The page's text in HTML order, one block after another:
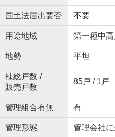
国土法届出要否 不要
用途地域 第一種中
地勢 平坦
棟総戸数 /
販売戸数
85戸 / 1戸
管理組合有無 有
管理形態 管理会社